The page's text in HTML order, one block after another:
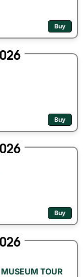
Buy
Buy
Buy
TOUR